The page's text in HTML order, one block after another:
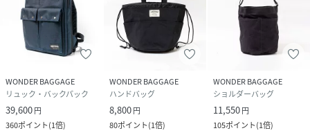
WONDER BAGGAGE
リュック・バックパック
39,600円
360ポイント(1倍)
WONDER BAGGAGE
ハンドバッグ
8,800円
80ポイント(1倍)
WONDER BAGGAGE
ショルダーバッグ
11,550円
105ポイント(1倍)